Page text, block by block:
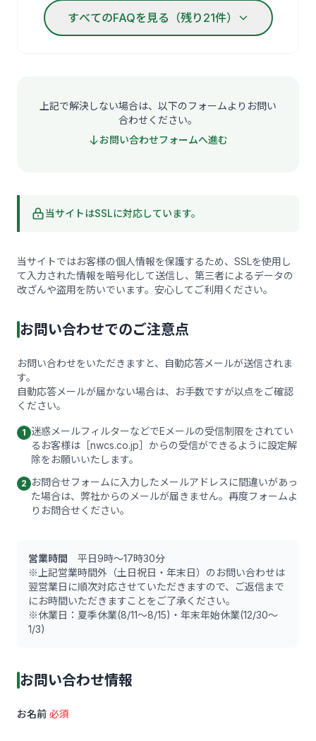
すべてのFAQを見る（残り21件）
上記で解決しない場合は、以下のフォームよりお問い
合わせください。
お問い合わせフォームへ進む
当サイトはSSLに対応しています。
当サイトではお客様の個人情報を保護するため、SSLを使用し
て入力された情報を暗号化して送信し、第三者によるデータの
改ざんや盗用を防いでいます。安心してご利用ください。
お問い合わせでのご注意点
お問い合わせをいただきますと、自動応答メールが送信されま
す。
自動応答メールが届かない場合は、お手数ですが以点をご確認
ください。
1 迷惑メールフィルターなどでEメールの受信制限をされてい
るお客様は［nwcs.co.jp］からの受信ができるように設定解
除をお願いいたします。
2 お問合せフォームに入力したメールアドレスに間違いがあっ
た場合は、弊社からのメールが届きません。再度フォームよ
りお問合せください。
営業時間 平日9時〜17時30分
※上記営業時間外（土日祝日・年末日）のお問い合わせは
翌営業日に順次対応させていただきますので、ご返信まで
にお時間いただきますことをご了承ください。
※休業日：夏季休業(8/11〜8/15)・年末年始休業(12/30〜
1/3)
お問い合わせ情報
お名前 必須